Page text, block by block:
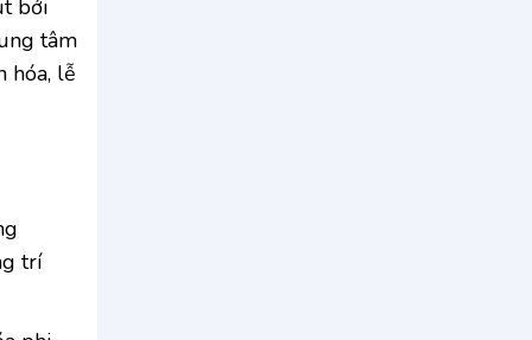
bởi
tâm
hóa, lễ
trí